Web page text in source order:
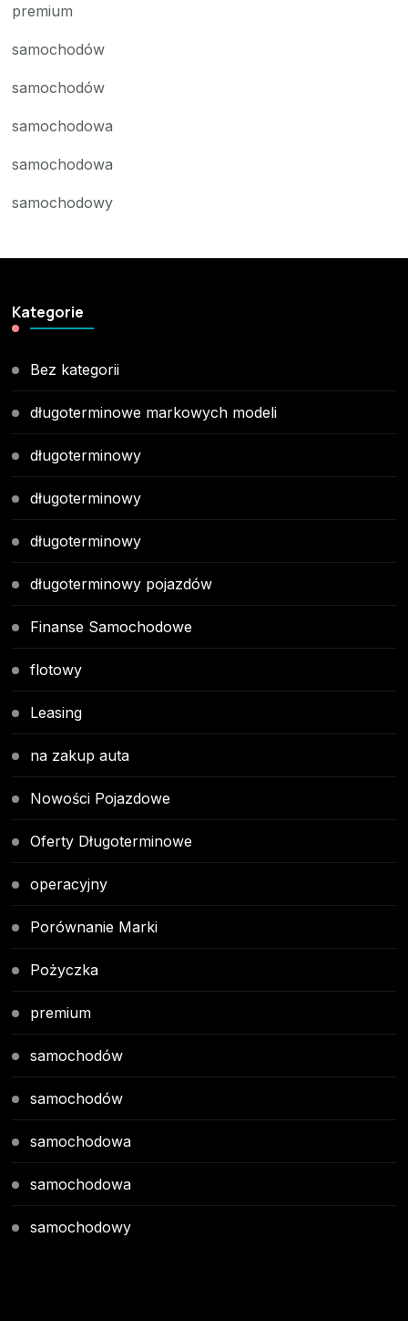
premium
samochodów
samochodów
samochodowa
samochodowa
samochodowy
Kategorie
Bez kategorii
długoterminowe markowych modeli
długoterminowy
długoterminowy
długoterminowy
długoterminowy pojazdów
Finanse Samochodowe
flotowy
Leasing
na zakup auta
Nowości Pojazdowe
Oferty Długoterminowe
operacyjny
Porównanie Marki
Pożyczka
premium
samochodów
samochodów
samochodowa
samochodowa
samochodowy